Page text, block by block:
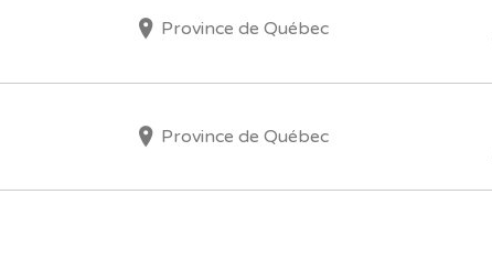
Province de Québec
Province de Québec